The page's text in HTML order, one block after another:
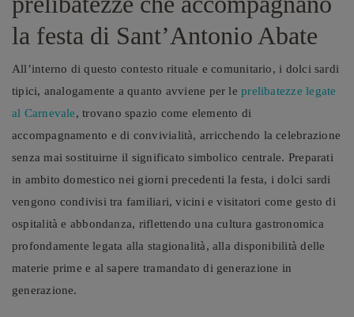
la festa di Sant’Antonio Abate
All’interno di questo contesto rituale e comunitario, i dolci sardi
tipici, analogamente a quanto avviene per le prelibatezze legate
al Carnevale, trovano spazio come elemento di
accompagnamento e di convivialità, arricchendo la celebrazione
senza mai sostituirne il significato simbolico centrale. Preparati
in ambito domestico nei giorni precedenti la festa, i dolci sardi
vengono condivisi tra familiari, vicini e visitatori come gesto di
ospitalità e abbondanza, riflettendo una cultura gastronomica
profondamente legata alla stagionalità, alla disponibilità delle
materie prime e al sapere tramandato di generazione in
generazione.